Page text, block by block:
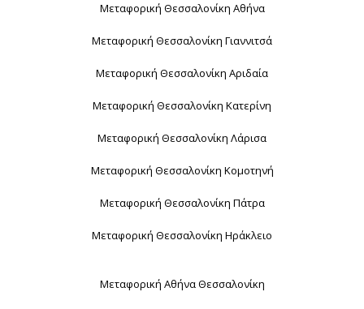
Μεταφορική Θεσσαλονίκη Αθήνα
Μεταφορική Θεσσαλονίκη Γιαννιτσά
Μεταφορική Θεσσαλονίκη Αριδαία
Μεταφορική Θεσσαλονίκη Κατερίνη
Μεταφορική Θεσσαλονίκη Λάρισα
Μεταφορική Θεσσαλονίκη Κομοτηνή
Μεταφορική Θεσσαλονίκη Πάτρα
Μεταφορική Θεσσαλονίκη Ηράκλειο
Μεταφορική Αθήνα Θεσσαλονίκη